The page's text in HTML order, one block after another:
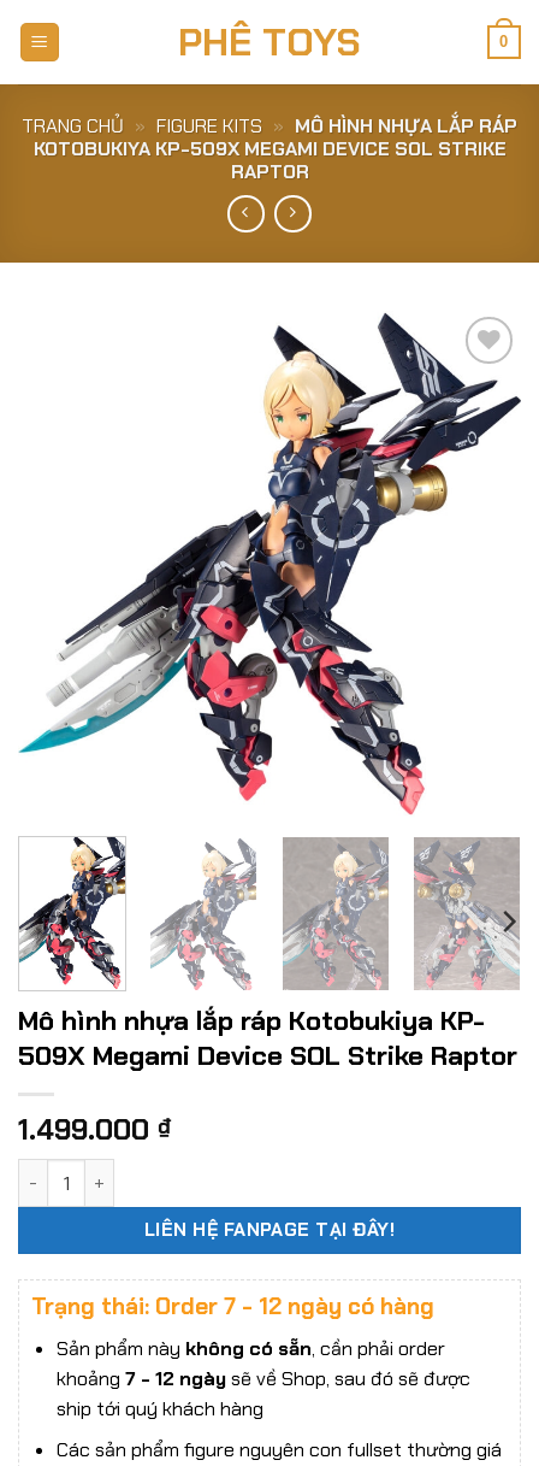
PHÊ TOYS 0
TRANG CHỦ » FIGURE KITS » MÔ HÌNH NHỰA LẮP RÁP
KOTOBUKIYA KP-509X MEGAMI DEVICE SOL STRIKE
RAPTOR
Add to
Wishlist
Mô hình nhựa lắp ráp Kotobukiya KP-
509X Megami Device SOL Strike Raptor
1.499.000 ₫
LIÊN HỆ FANPAGE TẠI ĐÂY!
Trạng thái: Order 7 - 12 ngày có hàng
Sản phẩm này không có sẵn, cần phải order
khoảng 7 - 12 ngàysẽ về Shop, sau đó sẽ được
ship tới quý khách hàng
Các sản phẩm figure nguyên con fullset thường giá